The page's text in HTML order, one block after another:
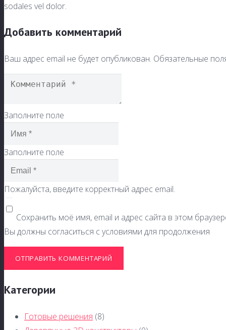
sodales vel dolor.
Добавить комментарий
Ваш адрес email не будет опубликован. Обязательные
Заполните поле
Заполните поле
Пожалуйста, введите корректный адрес email.
Сохранить моё имя, email и адрес сайта в этом
Вы должны согласиться с условиями для продолжения
ОТПРАВИТЬ КОММЕНТАРИЙ
Категории
Готовые решения (8)